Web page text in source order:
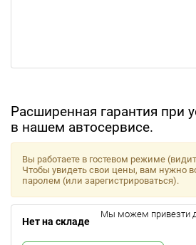
Расширенная гарантия при
в нашем автосервисе.
Вы работаете в гостевом режиме
Чтобы увидеть свои цены, вам нужно
паролем (или зарегистрироваться).
Нет на складе
Мы можем привезти